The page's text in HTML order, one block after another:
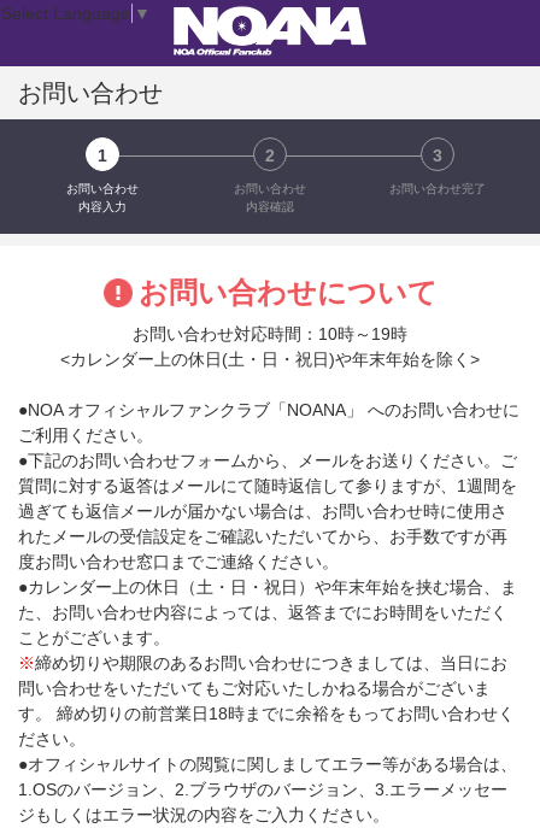
お問い合わせ
1
お問い合わせ
内容入力
2
お問い合わせ
内容確認
3
お問い合わせ完了
お問い合わせについて
お問い合わせ対応時間：10時～19時
<カレンダー上の休日(土・日・祝日)や年末年始を除く>
●NOA オフィシャルファンクラブ「NOANA」 へのお問い合わせに
ご利用ください。
●下記のお問い合わせフォームから、メールをお送りください。ご
質問に対する返答はメールにて随時返信して参りますが、1週間を
過ぎても返信メールが届かない場合は、お問い合わせ時に使用さ
れたメールの受信設定をご確認いただいてから、お手数ですが再
度お問い合わせ窓口までご連絡ください。
●カレンダー上の休日（土・日・祝日）や年末年始を挟む場合、ま
た、お問い合わせ内容によっては、返答までにお時間をいただく
ことがございます。
※締め切りや期限のあるお問い合わせにつきましては、当日にお
問い合わせをいただいてもご対応いたしかねる場合がございま
す。 締め切りの前営業日18時までに余裕をもってお問い合わせく
ださい。
●オフィシャルサイトの閲覧に関しましてエラー等がある場合は、
1.OSのバージョン、2.ブラウザのバージョン、3.エラーメッセー
ジもしくはエラー状況の内容をご入力ください。
Select Language ▼